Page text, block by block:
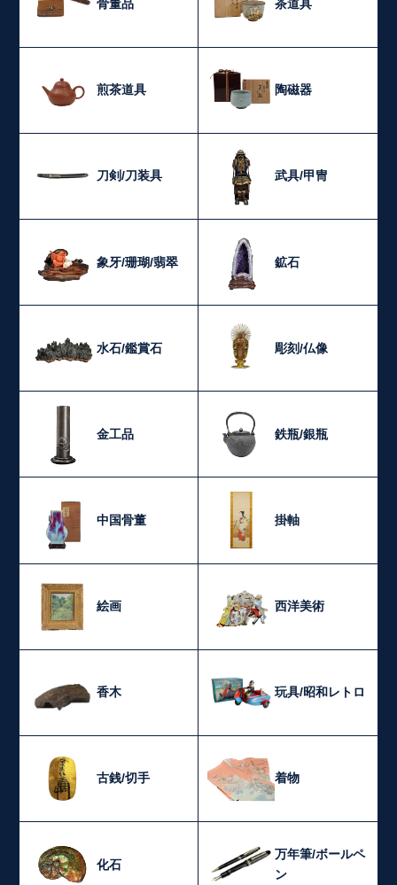
骨董品 茶道具
煎茶道具 陶磁器
刀剣/刀装具 武具/甲冑
象牙/珊瑚/翡翠 鉱石
水石/鑑賞石 彫刻/仏像
金工品 鉄瓶/銀瓶
中国骨董 掛軸
絵画 西洋美術
香木 玩具/昭和レトロ
古銭/切手 着物
化石
万年筆/ボールペ
ン